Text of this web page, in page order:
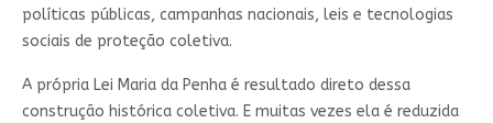
políticas públicas, campanhas nacionais, leis e tecnologias
sociais de proteção coletiva.
A própria Lei Maria da Penha é resultado direto dessa
construção histórica coletiva. E muitas vezes ela é reduzida